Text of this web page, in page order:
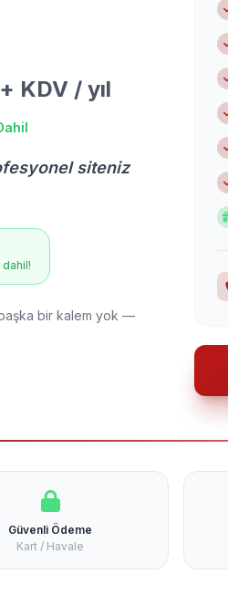
+ KDV / yıl
siteniz
dahil!
bir kalem yok —
Güvenli Ödeme
Kart / Havale